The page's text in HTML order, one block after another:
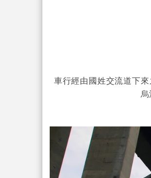
車行經由國姓交流道下